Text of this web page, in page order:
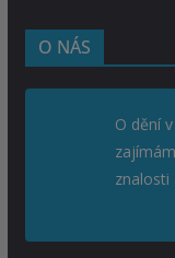
O NÁS
O dění
znalosti